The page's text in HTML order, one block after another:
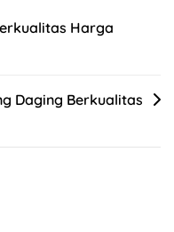
Harga
Daging Berkualitas